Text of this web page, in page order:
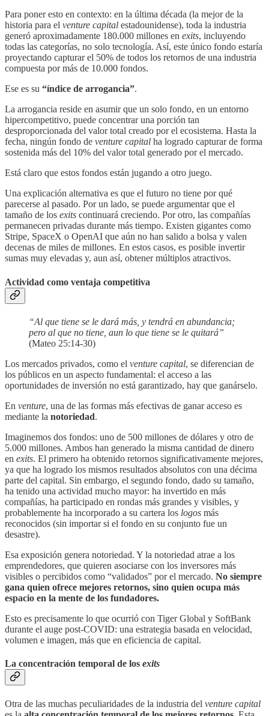
Para poner esto en contexto: en la última década (la mejor de la
historia para el venture capital estadounidense), toda la industria
generó aproximadamente 180.000 millones en exits, incluyendo
todas las categorías, no solo tecnología. Así, este único fondo estaría
proyectando capturar el 50% de todos los retornos de una industria
compuesta por más de 10.000 fondos.
Ese es su “índice de arrogancia”.
La arrogancia reside en asumir que un solo fondo, en un entorno
hipercompetitivo, puede concentrar una porción tan
desproporcionada del valor total creado por el ecosistema. Hasta la
fecha, ningún fondo de venture capital ha logrado capturar de forma
sostenida más del 10% del valor total generado por el mercado.
Está claro que estos fondos están jugando a otro juego.
Una explicación alternativa es que el futuro no tiene por qué
parecerse al pasado. Por un lado, se puede argumentar que el
tamaño de los exits continuará creciendo. Por otro, las compañías
permanecen privadas durante más tiempo. Existen gigantes como
Stripe, SpaceX o OpenAI que aún no han salido a bolsa y valen
decenas de miles de millones. En estos casos, es posible invertir
sumas muy elevadas y, aun así, obtener múltiplos atractivos.
Actividad como ventaja competitiva
“Al que tiene se le dará más, y tendrá en abundancia;
pero al que no tiene, aun lo que tiene se le quitará”
(Mateo 25:14-30)
Los mercados privados, como el venture capital, se diferencian de
los públicos en un aspecto fundamental: el acceso a las
oportunidades de inversión no está garantizado, hay que ganárselo.
En venture, una de las formas más efectivas de ganar acceso es
mediante la notoriedad.
Imaginemos dos fondos: uno de 500 millones de dólares y otro de
5.000 millones. Ambos han generado la misma cantidad de dinero
en exits. El primero ha obtenido retornos significativamente mejores,
ya que ha logrado los mismos resultados absolutos con una décima
parte del capital. Sin embargo, el segundo fondo, dado su tamaño,
ha tenido una actividad mucho mayor: ha invertido en más
compañías, ha participado en rondas más grandes y visibles, y
probablemente ha incorporado a su cartera los logos más
reconocidos (sin importar si el fondo en su conjunto fue un
desastre).
Esa exposición genera notoriedad. Y la notoriedad atrae a los
emprendedores, que quieren asociarse con los inversores más
visibles o percibidos como “validados” por el mercado. No siempre
gana quien ofrece mejores retornos, sino quien ocupa más
espacio en la mente de los fundadores.
Esto es precisamente lo que ocurrió con Tiger Global y SoftBank
durante el auge post-COVID: una estrategia basada en velocidad,
volumen e imagen, más que en eficiencia de capital.
La concentración temporal de los exits
Otra de las muchas peculiaridades de la industria del venture capital